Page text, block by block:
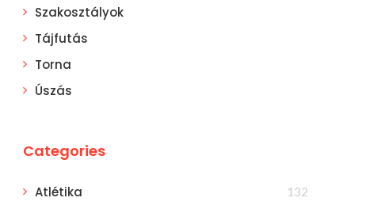
Szakosztályok
Tájfutás
Torna
Úszás
Categories
Atlétika 132